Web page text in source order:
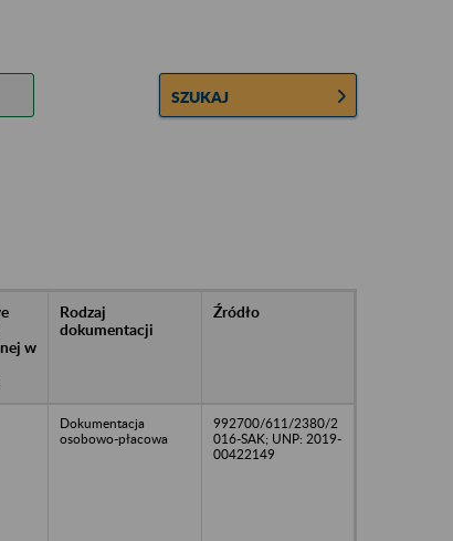
SZUKAJ
w
Rodzaj
dokumentacji
Źródło
Dokumentacja
osobowo-płacowa
992700/611/2380/2
016-SAK; UNP: 2019-
00422149